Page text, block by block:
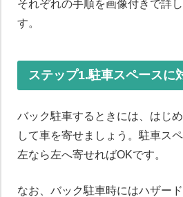
それぞれの手順を画像付きで詳
す。
ステップ1.駐車スペースに
バック駐車するときには、はじ
して車を寄せましょう。駐車ス
左なら左へ寄せればOKです。
なお、バック駐車時にはハザー